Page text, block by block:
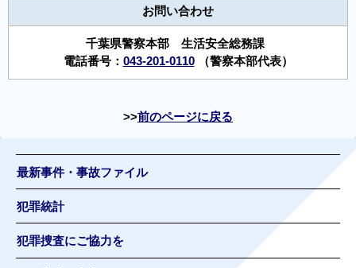
お問い合わせ
千葉県警察本部 生活安全総務課
電話番号： 043-201-0110（警察本部代表）
前のページに戻る
最新事件・事故ファイル
犯罪統計
犯罪捜査にご協力を